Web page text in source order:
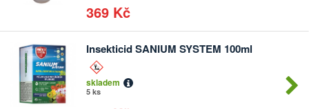
369 Kč
Insekticid SANIUM SYSTEM 100ml
skladem
5 ks